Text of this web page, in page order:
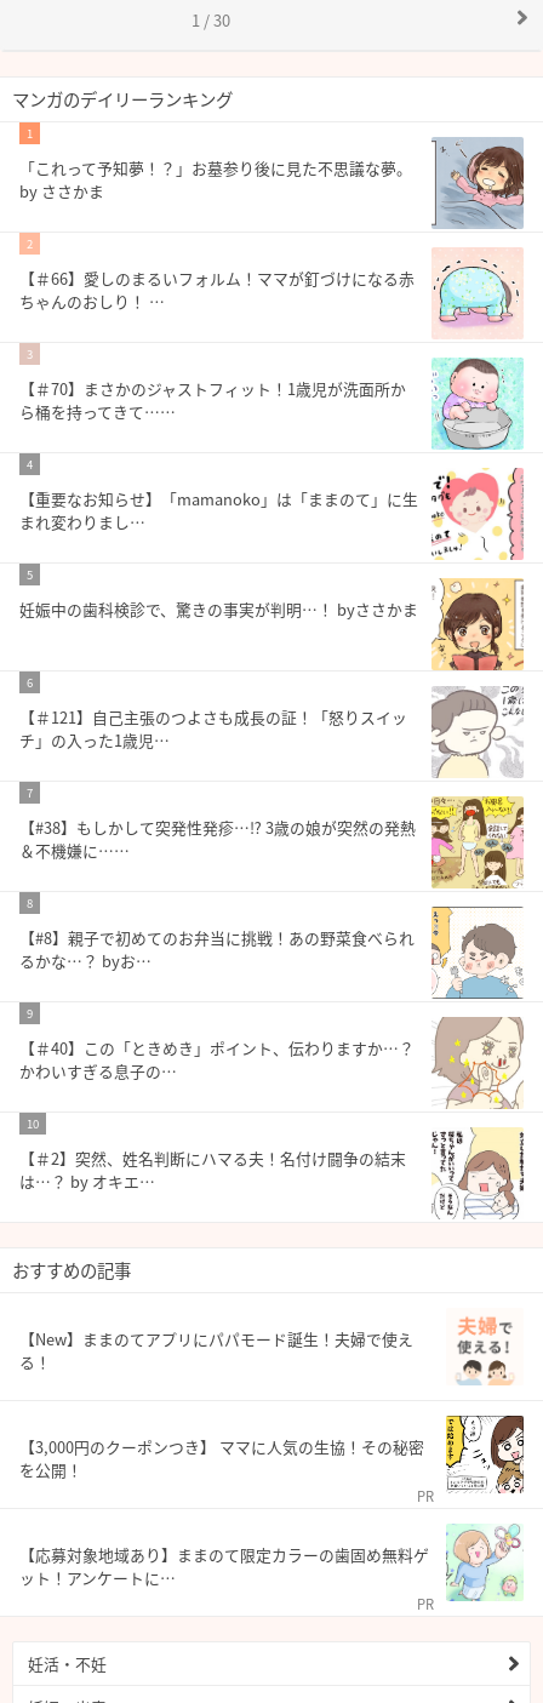
1 / 30
マンガのデイリーランキング
1
「これって予知夢！？」お墓参り後に見た不思議な夢。
by ささかま
2
【＃66】愛しのまるいフォルム！ママが釘づけになる赤
ちゃんのおしり！ …
3
【＃70】まさかのジャストフィット！1歳児が洗面所か
ら桶を持ってきて……
4
【重要なお知らせ】「mamanoko」は「ままのて」に生
まれ変わりまし…
5
妊娠中の歯科検診で、驚きの事実が判明…！ byささかま
6
【＃121】自己主張のつよさも成長の証！「怒りスイッ
チ」の入った1歳児…
7
【#38】もしかして突発性発疹…⁉︎ 3歳の娘が突然の発熱
＆不機嫌に……
8
【#8】親子で初めてのお弁当に挑戦！あの野菜食べられ
るかな…？ byお…
9
【＃40】この「ときめき」ポイント、伝わりますか…？
かわいすぎる息子の…
10
【＃2】突然、姓名判断にハマる夫！名付け闘争の結末
は…？ by オキエ…
おすすめの記事
【New】ままのてアプリにパパモード誕生！夫婦で使え
る！
【3,000円のクーポンつき】 ママに人気の生協！その秘密
を公開！
PR
【応募対象地域あり】ままのて限定カラーの歯固め無料ゲ
ット！アンケートに…
PR
妊活・不妊